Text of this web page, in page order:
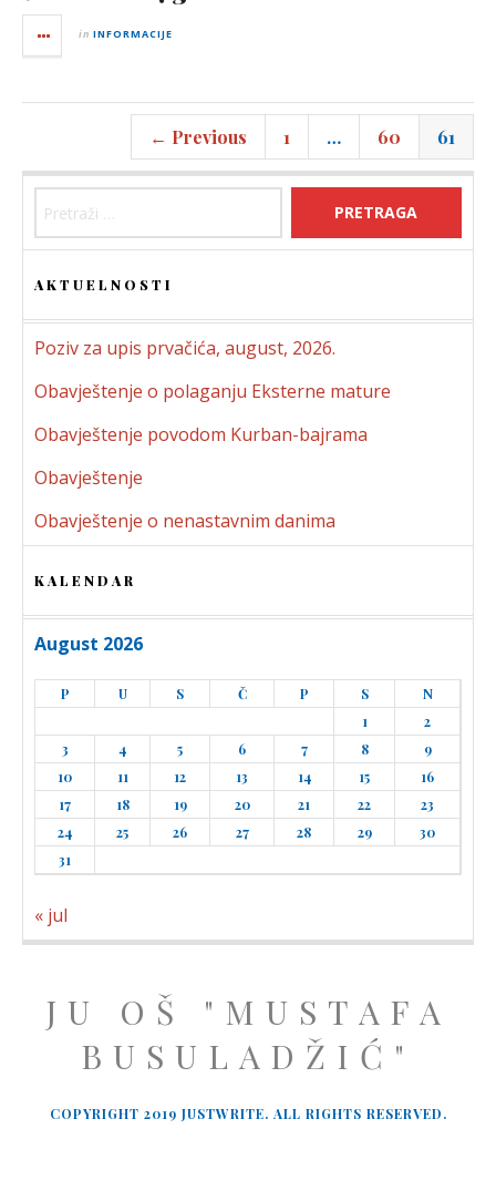
in INFORMACIJE
← Previous 1 … 60 61
AKTUELNOSTI
Poziv za upis prvačića, august, 2026.
Obavještenje o polaganju Eksterne mature
Obavještenje povodom Kurban-bajrama
Obavještenje
Obavještenje o nenastavnim danima
KALENDAR
August 2026
P U S Č P S
N
1
2
3
4 5 6 7 8
9
10
11 12 13 14 15
16
17
18 19 20 21 22
23
24
25 26 27 28 29
30
31
« jul
JU OŠ "MUSTAFA
BUSULADŽIĆ"
COPYRIGHT 2019 JUSTWRITE. ALL RIGHTS RESERVED.